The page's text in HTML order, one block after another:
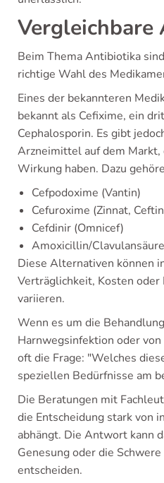
Beim Thema Antibiotika
richtige Wahl des
Eines der bekannteren
bekannt als Cefixime, ein
Cephalosporin. Es gibt
Arzneimittel auf dem Markt,
Wirkung haben. Dazu
Cefpodoxime (Vantin)
Cefuroxime (Zinnat,
Cefdinir (Omnicef)
Amoxicillin/
Diese Alternativen können
Verträglichkeit, Kosten
variieren.
Wenn es um die
Harnwegsinfektion oder
oft die Frage: "Welches
speziellen Bedürfnisse am
Die Beratungen mit
die Entscheidung stark von
abhängt. Die Antwort kann
Genesung oder die
entscheiden.